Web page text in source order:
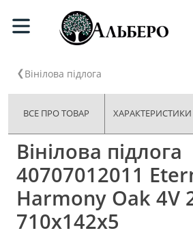
Вінілова підлога
ВСЕ ПРО ТОВАР ХАРАКТЕРИСТИКИ
Вінілова підлога
40707012011
Harmony Oak 4V
710x142x5